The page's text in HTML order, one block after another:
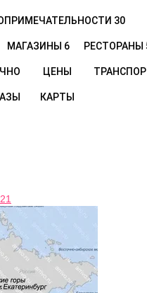
30
МАГАЗИНЫ 6 РЕСТОРАНЫ
ЦЕНЫ
КАРТЫ